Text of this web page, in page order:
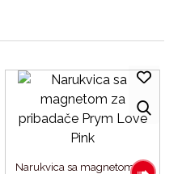
Narukvica sa magnetom za